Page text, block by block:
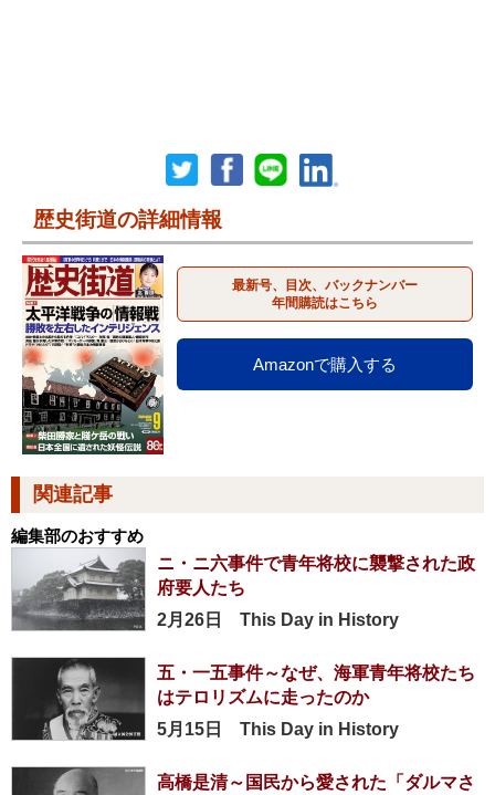
歴史街道の詳細情報
最新号、目次、バックナンバー
年間購読はこちら
Amazonで購入する
関連記事
編集部のおすすめ
ニ・ニ六事件で青年将校に襲撃された政
府要人たち
2月26日 This Day in History
五・一五事件～なぜ、海軍青年将校たち
はテロリズムに走ったのか
5月15日 This Day in History
高橋是清～国民から愛された「ダルマさ